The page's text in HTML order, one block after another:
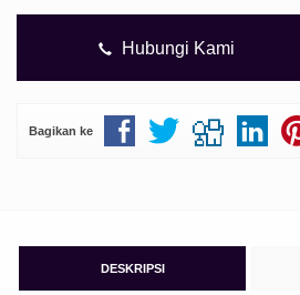
Hubungi Kami
Bagikan ke
DESKRIPSI